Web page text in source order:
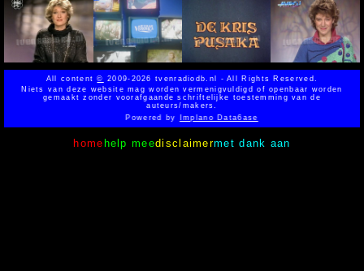
All content© 2009-2026 tvenradiodb.nl - All Rights Reserved.
Niets van deze website mag worden vermenigvuldigd of openbaar worden
gemaakt zonder voorafgaande schriftelijke toestemming van de
auteurs/makers.
Powered byImplano Data6ase
home help meedisclaimermet dank aan